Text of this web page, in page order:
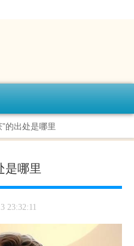
的出处是哪里
是哪里
23:32:11